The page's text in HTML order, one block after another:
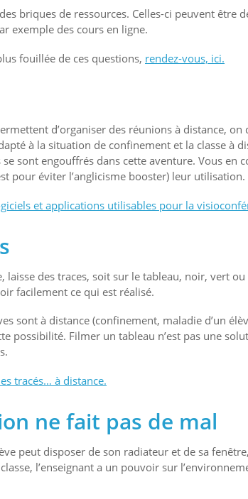
briques de ressources. Celles-ci peuvent être
exemple des cours en ligne.
fouillée de ces questions, rendez-vous, ici.
d’organiser des réunions à distance,
à la situation de confinement et la classe à
sont engouffrés dans cette aventure. Vous en
pour éviter l’anglicisme booster) leur utilisation.
et applications utilisables pour la
laisse des traces, soit sur le tableau, noir, vert
facilement ce qui est réalisé.
sont à distance (confinement, maladie d’un
possibilité. Filmer un tableau n’est pas une
tracés… à distance.
ne fait pas de mal
peut disposer de son radiateur et de sa
l’enseignant a un pouvoir sur